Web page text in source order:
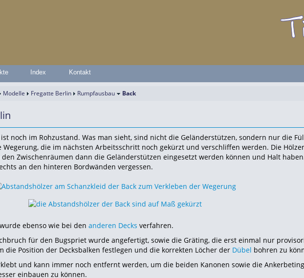
Index Kontakt
Modelle Fregatte Berlin Rumpfausbau Back
noch im Rohzustand. Was man sieht, sind nicht die Geländerstützen, sondern nur die
die im nächsten Arbeitsschritt noch gekürzt und verschliffen werden. Die Hölzer
Zwischenräumen dann die Geländerstützen eingesetzt werden können und Halt
an den hinteren Bordwänden vergessen.
ebenso wie bei den anderen Decks verfahren.
für den Bugspriet wurde angefertigt, sowie die Gräting, die erst einmal nur
die Position der Decksbalken festlegen und die korrekten Löcher der Dübel bohren zu
und kann immer noch entfernt werden, um die beiden Kanonen sowie die
einbauen zu können.